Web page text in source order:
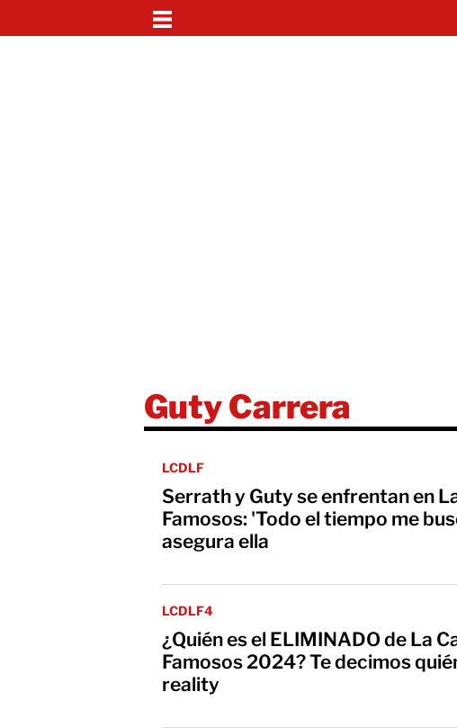
Guty Carrera
LCDLF
Serrath y Guty se enfrentan en
Famosos: 'Todo el tiempo me
asegura ella
LCDLF4
¿Quién es el ELIMINADO de La
Famosos 2024? Te decimos
reality